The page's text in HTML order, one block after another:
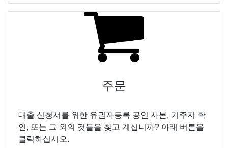
주문
대출 신청서를 위한 유권자등록 공인 사본, 거주지 확
인, 또는 그 외의 것들을 찾고 계십니까? 아래 버튼을
클릭하십시오.